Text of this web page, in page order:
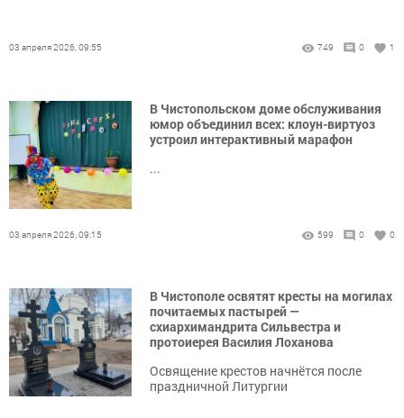
03 апреля 2026, 09:55 749 0 1
В Чистопольском доме обслуживания
юмор объединил всех: клоун-виртуоз
устроил интерактивный марафон
...
03 апреля 2026, 09:15 599 0 0
В Чистополе освятят кресты на могилах
почитаемых пастырей —
схиархимандрита Сильвестра и
протоиерея Василия Лоханова
Освящение крестов начнётся после
праздничной Литургии